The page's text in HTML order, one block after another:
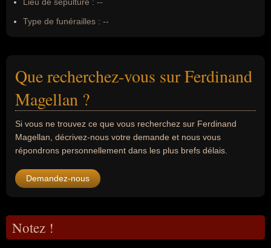
Type de funérailles : --
Que recherchez-vous sur Ferdinand
Magellan ?
Si vous ne trouvez ce que vous recherchez sur Ferdinand
Magellan, décrivez-nous votre demande et nous vous
répondrons personnellement dans les plus brefs délais.
Demandez-nous
Notez !